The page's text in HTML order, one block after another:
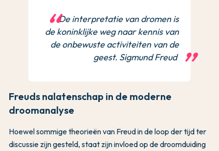
De interpretatie van dromen is
de koninklijke weg naar kennis van
de onbewuste activiteiten van de
geest. Sigmund Freud
Freuds nalatenschap in de moderne
droomanalyse
Hoewel sommige theorieën van Freud in de loop der tijd ter
discussie zijn gesteld, staat zijn invloed op de droomduiding